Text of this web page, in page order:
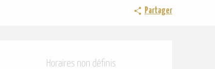
Partager
et coordonnées
Horaires non définis